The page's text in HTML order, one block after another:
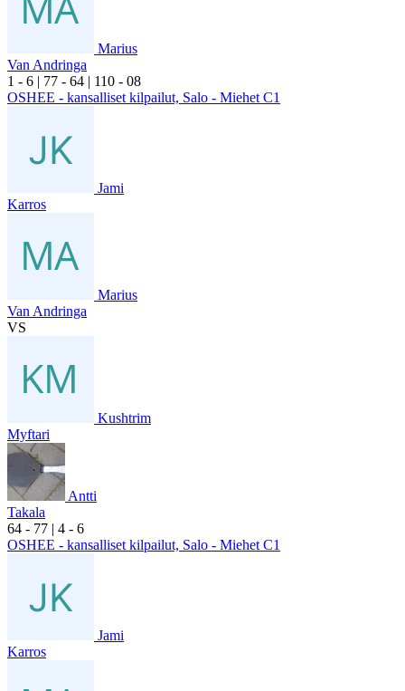
Marius
Van Andringa
1 - 6 | 77 - 64 | 110 - 08
OSHEE - kansalliset kilpailut, Salo - Miehet C1
Jami
Karros
Marius
Van Andringa
VS
Kushtrim
Myftari
Antti
Takala
64 - 77 | 4 - 6
OSHEE - kansalliset kilpailut, Salo - Miehet C1
Jami
Karros